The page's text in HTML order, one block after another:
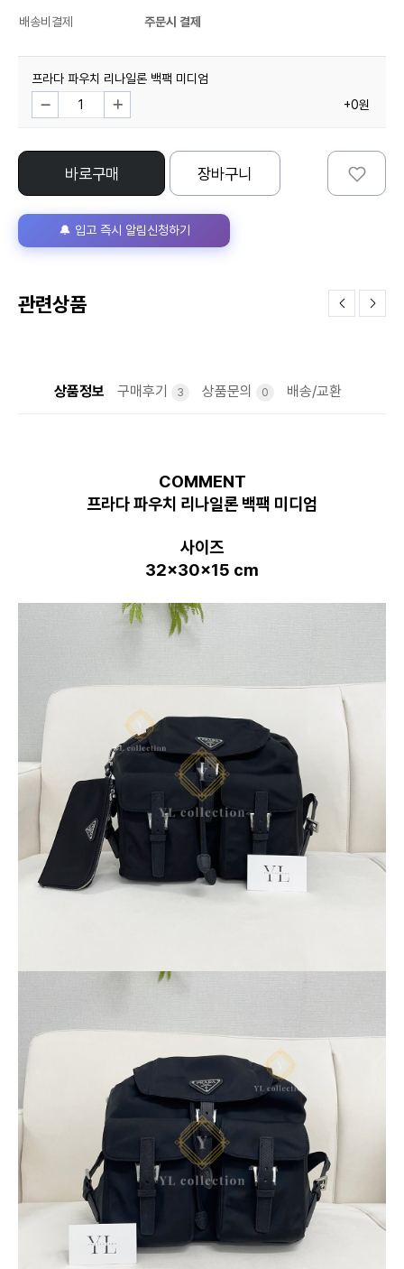
배송비결제 주문시 결제
프라다 파우치 리나일론 백팩 미디엄
+0원
바로구매 장바구니
🔔 입고 즉시 알림신청하기
관련상품
상품정보 구매후기 3 상품문의 0 배송/교환
COMMENT
프라다 파우치 리나일론 백팩 미디엄
사이즈
32x30x15 cm